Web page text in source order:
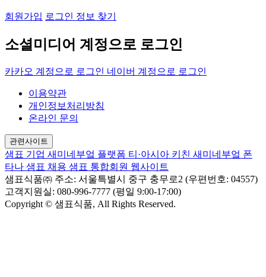
회원가입 로그인 정보 찾기
소셜미디어 계정으로 로그인
카카오 계정으로 로그인 네이버 계정으로 로그인
이용약관
개인정보처리방침
온라인 문의
관련사이트
샘표 기업 새미네부엌 플랫폼 티·아시아 키친 새미네부엌 폰
타나 샘표 채용 샘표 통합회원 웹사이트
샘표식품㈜ 주소: 서울특별시 중구 충무로2 (우편번호: 04557)
고객지원실: 080-996-7777 (평일 9:00-17:00)
Copyright © 샘표식품, All Rights Reserved.